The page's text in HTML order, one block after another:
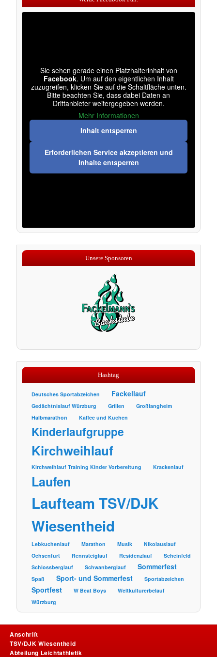
Sie sehen gerade einen Platzhalterinhalt von
Facebook. Um auf den eigentlichen Inhalt
zuzugreifen, klicken Sie auf die Schaltfläche unten.
Bitte beachten Sie, dass dabei Daten an
Drittanbieter weitergegeben werden.
Mehr Informationen
Inhalt entsperren
Erforderlichen Service akzeptieren und
Inhalte entsperren
Unsere Sponsoren
Hashtag
Deutsches Sportabzeichen Fackellauf
Gedächtnislauf Würzburg Grillen
Großlangheim
Halbmarathon
Kaffee und Kuchen
Kinderlaufgruppe
Kirchweihlauf
Kirchweihlauf Training Kinder Vorbereitung Krackenlauf
Laufen
Laufteam TSV/DJK
Wiesentheid
Lebkuchenlauf Marathon Musik
Nikolauslauf
Ochsenfurt
Rennsteiglauf Residenzlauf
Scheinfeld
Schlossberglauf
Schwanberglauf Sommerfest
Spaß Sport- und Sommerfest Sportabzeichen
Sportfest W Beat Boys
Weltkulturerbelauf
Würzburg
Anschrift
TSV/DJK Wiesentheid
Abteilung Leichtathletik